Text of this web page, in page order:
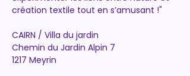
création textile tout en s’amusant !"
CAIRN / Villa du jardin
Chemin du Jardin Alpin 7
1217 Meyrin